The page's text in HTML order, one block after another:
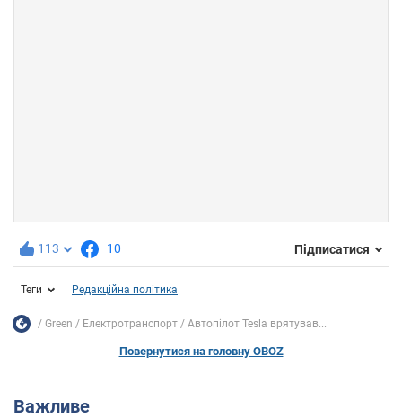
113 10 Підписатися
Теги Редакційна політика
Green Електротранспорт Автопілот Tesla врятував...
Повернутися на головну OBOZ
Важливе